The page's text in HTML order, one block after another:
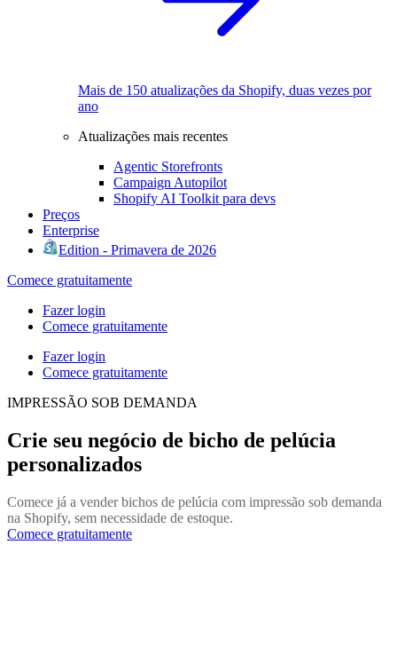
Mais de 150 atualizações da Shopify, duas vezes por
ano
Atualizações mais recentes
Agentic Storefronts
Campaign Autopilot
Shopify AI Toolkit para devs
Preços
Enterprise
Edition - Primavera de 2026
Comece gratuitamente
Fazer login
Comece gratuitamente
Fazer login
Comece gratuitamente
IMPRESSÃO SOB DEMANDA
Crie seu negócio de bicho de pelúcia
personalizados
Comece já a vender bichos de pelúcia com impressão sob demanda
na Shopify, sem necessidade de estoque.
Comece gratuitamente